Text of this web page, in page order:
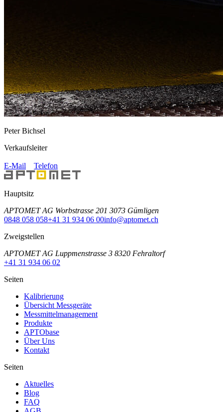
Peter Bichsel
Verkaufsleiter
E-Mail Telefon
Hauptsitz
APTOMET AG Worbstrasse 201 3073 Gümligen
0848 058 058+41 31 934 06 00info@aptomet.ch
Zweigstellen
APTOMET AG Luppmenstrasse 3 8320 Fehraltorf
+41 31 934 06 02
Seiten
Kalibrierung
Übersicht Messgeräte
Messmittelmanagement
Produkte
APTObase
Über Uns
Kontakt
Seiten
Aktuelles
Blog
FAQ